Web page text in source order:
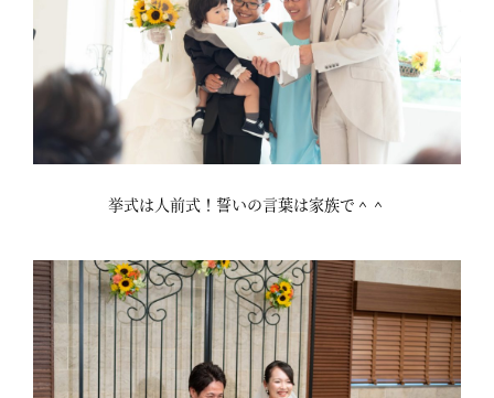
挙式は人前式！誓いの言葉は家族で＾＾